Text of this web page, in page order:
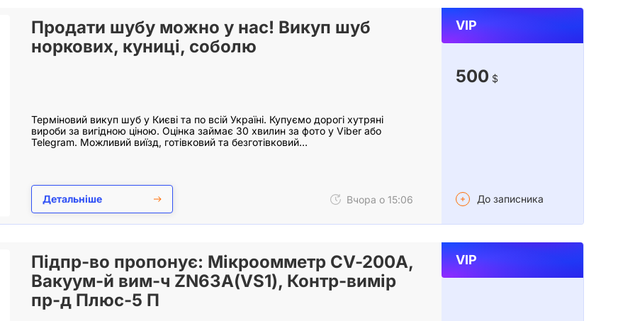
Продати шубу можно у нас! Викуп шуб
норкових, куниці, соболю
Терміновий викуп шуб у Києві та по всій Україні. Купуємо дорогі хутряні
вироби за вигідною ціною. Оцінка займає 30 хвилин за фото у Viber або
Telegram. Можливий виїзд, готівковий та безготівковий…
Детальніше Вчора о 15:06
VIP
500 $
До записника
Підпр-во пропонує: Мікроомметр CV-200А,
Вакуум-й вим-ч ZN63А(VS1), Контр-вимір
пр-д Плюс-5 П
VIP